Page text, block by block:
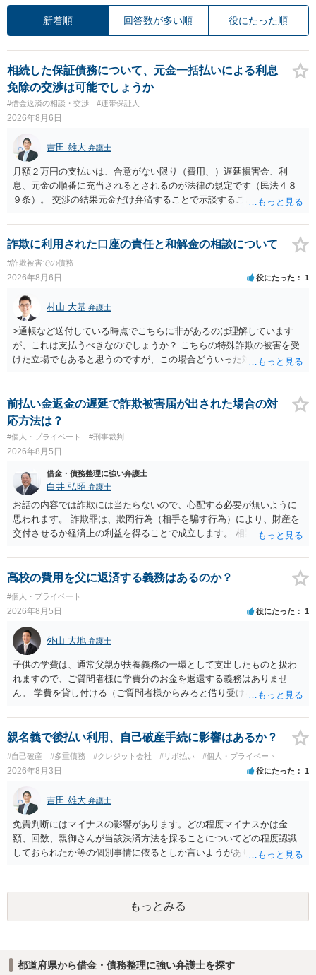
新着順 回答数が多い順 役にたった順
相続した保証債務について、元金一括払いによる利息
免除の交渉は可能でしょうか
#借金返済の相談・交渉 #連帯保証人
2026年8月6日
吉田 雄大 弁護士
月額２万円の支払いは、合意がない限り（費用、）遅延損害金、利
息、元金の順番に充当されるとされるのが法律の規定です（民法４８
９条）。 交渉の結果元金だけ弁済することで示談することは、弁護士
ることには消極的なことが多いものの、お近くの弁護士にご依頼しチ
ャレンジなさる意義は十分にあると思います。
詐欺に利用された口座の責任と和解金の相談について
#詐欺被害での債務
2026年8月6日 役にたった 1
村山 大基 弁護士
>通帳など送付している時点でこちらに非があるのは理解しています
が、これは支払うべきなのでしょうか？ こちらの特殊詐欺の被害を受
けた立場でもあると思うのですが、この場合どういった対処が必要で
がいいとは思います。 そもそも、特殊詐欺関係なく旦那さんの行為
は法に触れる可能性もあります。 ＞100万を支払わず穏便に和解する
ことは可能でしょうか？ →一般的には難しいです。相談者さんも１０
０万円の被害を受けたとして、１円も払わないで和解したいと言われ
たら、 できるだけ重い刑罰を与えて欲しい、と思われるのではない
でしょうか。 ＞弁護士さんに入ってもらうことで支払額が下がること
はありますか？ そこはあり得ます、ただ、弁護士費用かけるならその
分賠償に回すことも考えられるので、 兼ね合いは考えてみましょう。
前払い金返金の遅延で詐欺被害届が出された場合の対
応方法は？
#個人・プライベート #刑事裁判
2026年8月5日
借金・債務整理に強い弁護士
白井 弘昭 弁護士
お話の内容では詐欺には当たらないので、心配する必要が無いように
思われます。 詐欺罪は、欺罔行為（相手を騙す行為）により、財産を
交付させるか経済上の利益を得ることで成立します。 相談者さんは、
ので、詐欺罪の実行行為性が無く罪に問うことはできません。 おそら
く、相手が真実を話せば警察も取り合わないと思いますが、虚偽の内
容を述べた場合は、捜査はあるかもしれません。 ただし、捜査におい
て、真実を説明すれば、「ちゃんと返しなさいよ」程度の注意で済む
ことだと思われます。 また、返せるお金が無いのであれば、返せない
のは致し方ありません。真摯に分割して支払うことを相手に告げてい
くのみでしょう。 以上、ご参考まで。
高校の費用を父に返済する義務はあるのか？
#個人・プライベート
2026年8月5日 役にたった 1
外山 大地 弁護士
子供の学費は、通常父親が扶養義務の一環として支出したものと扱わ
れますので、ご質問者様に学費分のお金を返還する義務はありませ
ん。 学費を貸し付ける（ご質問者様からみると借り受ける）といった
ょう。
親名義で後払い利用、自己破産手続に影響はあるか？
#自己破産 #多重債務 #クレジット会社 #リボ払い #個人・プライベート
2026年8月3日 役にたった 1
吉田 雄大 弁護士
免責判断にはマイナスの影響があります。どの程度マイナスかは金
額、回数、親御さんが当該決済方法を採ることについてどの程度認識
しておられたか等の個別事情に依るとしか言いようがありません。 と
なって相談し、善後策を考えることをお勧めします。
もっとみる
都道府県から借金・債務整理に強い弁護士を探す